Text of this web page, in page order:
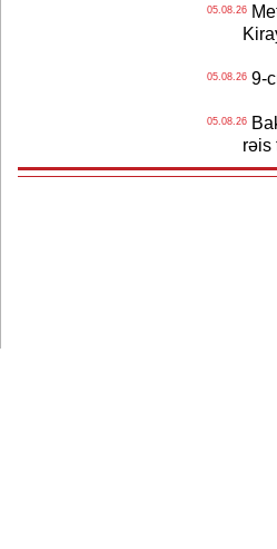
05.08.26
05.08.269-
05.08.26
rəis